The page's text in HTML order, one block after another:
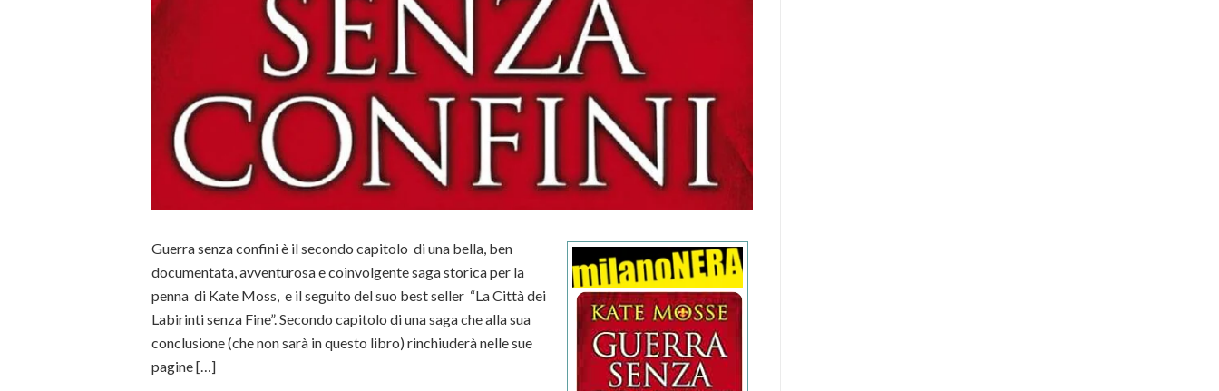
Guerra senza confini è il secondo capitolo di una bella, ben
documentata, avventurosa e coinvolgente saga storica per la
penna di Kate Moss, e il seguito del suo best seller “La Città dei
Labirinti senza Fine”. Secondo capitolo di una saga che alla sua
conclusione (che non sarà in questo libro) rinchiuderà nelle sue
pagine […]